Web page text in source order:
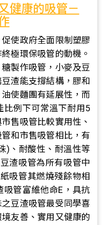
健康的吸管－
使政府全面限制塑膠
極環保吸管的動機。
製作吸管，小麥及豆
渣能支撐結構，膠和
使麵團有延展性，而
比例下可常溫下耐用5
售吸管比較實用性、
和市售吸管相比，有
)、耐酸性、耐溫性等
渣吸管為所有吸管中
吸管其燃燒殘餘物相
吸管富維他命E，具抗
豆渣吸管最受同學喜
友善、實用又健康的